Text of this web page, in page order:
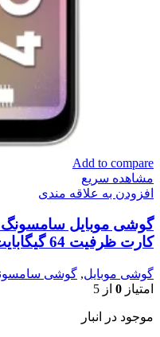
Add to compare
مشاهده سریع
افزودن به علاقه مندی
کارت ظرفیت 64 گیگابایت و رم 4 گیگابایت
گوشی موبایل, گوشی
امتیاز 0 از 5
موجود در انبار